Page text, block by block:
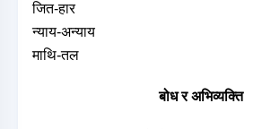
जित-हार
न्याय-अन्याय
माथि-तल
बोध र अभिव्यक्ति